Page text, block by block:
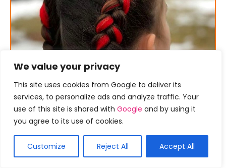
We value your privacy
This site uses cookies from Google to deliver its
services, to personalize ads and analyze traffic. Your
use of this site is shared with Google and by using it
you agree to its use of cookies.
Customize Reject All Accept All